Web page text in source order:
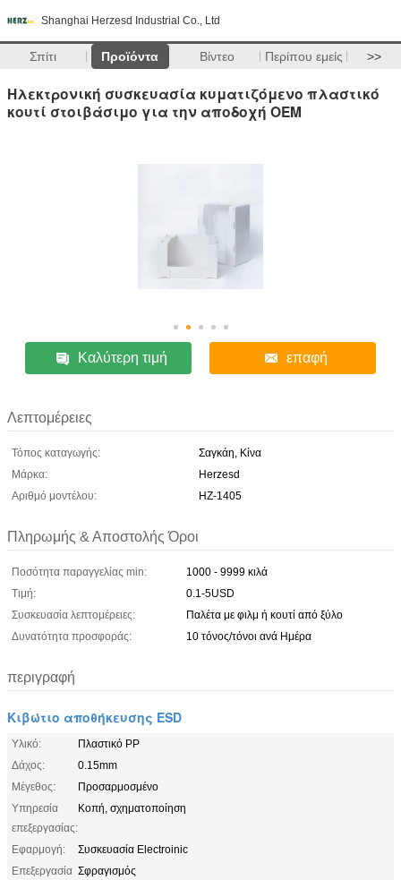
Shanghai Herzesd Industrial Co., Ltd
Σπίτι Προϊόντα Βίντεο Περίπου εμείς >>
Ηλεκτρονική συσκευασία κυματιζόμενο πλαστικό
κουτί στοιβάσιμο για την αποδοχή OEM
Καλύτερη τιμή επαφή
Λεπτομέρειες
Τόπος καταγωγής:
Σαγκάη, Κίνα
Μάρκα:
Herzesd
Αριθμό μοντέλου:
HZ-1405
Πληρωμής & Αποστολής Όροι
Ποσότητα παραγγελίας min:
1000 - 9999 κιλά
Τιμή:
0.1-5USD
Συσκευασία λεπτομέρειες:
Παλέτα με φιλμ ή κουτί από ξύλο
Δυνατότητα προσφοράς:
10 τόνος/τόνοι ανά Ημέρα
περιγραφή
Κιβώτιο αποθήκευσης ESD
Υλικό:
Πλαστικό PP
Δάχος:
0.15mm
Μέγεθος:
Προσαρμοσμένο
Υπηρεσία
επεξεργασίας:
Κοπή, σχηματοποίηση
Εφαρμογή:
Συσκευασία Electroinic
Επεξεργασία Σφραγισμός